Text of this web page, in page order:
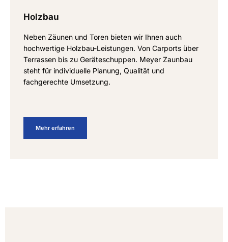
Holzbau
Neben Zäunen und Toren bieten wir Ihnen auch
hochwertige Holzbau-Leistungen. Von Carports über
Terrassen bis zu Geräteschuppen. Meyer Zaunbau
steht für individuelle Planung, Qualität und
fachgerechte Umsetzung.
Mehr erfahren